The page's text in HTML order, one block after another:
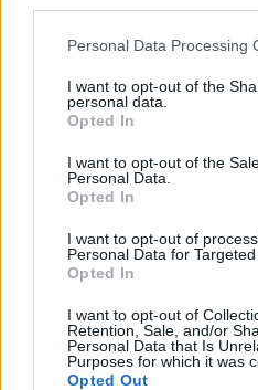
Please note that this website/
not limited to your visit or
grant or deny consent to
use your data for below
consent section.
Personal Data Processing
I want to opt-out of the
personal data.
Opted In
I want to opt-out of the
Personal Data.
Opted In
I want to opt-out of
Personal Data for Targeted
Opted In
I want to opt-out of
Retention, Sale, and/or
Personal Data that Is
Purposes for which it was
Opted Out
FINANÇA